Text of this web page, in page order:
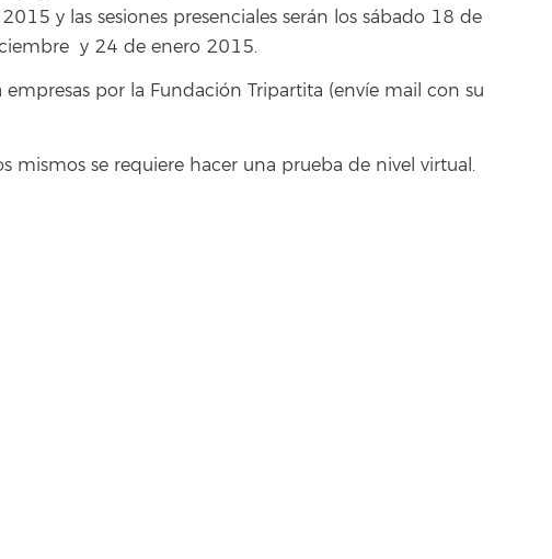
y las sesiones presenciales serán los sábado 18 de
y 24 de enero 2015.
por la Fundación Tripartita (envíe mail con su
mismos se requiere hacer una prueba de nivel virtual.